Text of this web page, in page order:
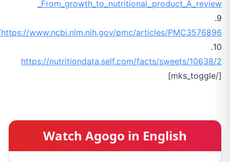
_From_growth_to_nutritional_product_A_review
9.
https://www.ncbi.nlm.nih.gov/pmc/articles/PMC3576896/
10.
https://nutritiondata.self.com/facts/sweets/10638/2
[/mks_toggle]
Watch Agogo in English